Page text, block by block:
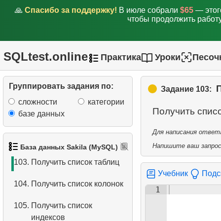
🙏 Спасибо за поддержку! В июле собрали $65 —
чтобы продолжить
SQLtest.online Практика Уроки
Группировать задания по:
сложности
категории
базе данных
База данных Sakila (MySQL)
99.Получить распределение
фильмов
100.Фильмы, которых нет в
наличии
101.Анализ платежей
102.Улучшить анализ
103. Получить список таблиц
104. Получить список колонок
105. Получить список
индексов
Задание 103:
Получить
Для написания
Напишите ваш
Учебник
1